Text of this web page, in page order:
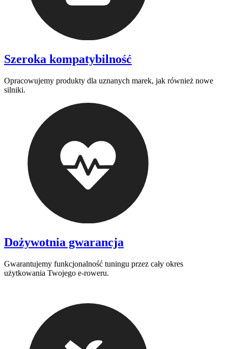
Szeroka kompatybilność
Opracowujemy produkty dla uznanych marek, jak również nowe
silniki.
Dożywotnia gwarancja
Gwarantujemy funkcjonalność tuningu przez cały okres
użytkowania Twojego e-roweru.